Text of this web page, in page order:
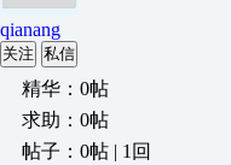
qianang
关注 私信
精华：0帖
求助：0帖
帖子：0帖 | 1回